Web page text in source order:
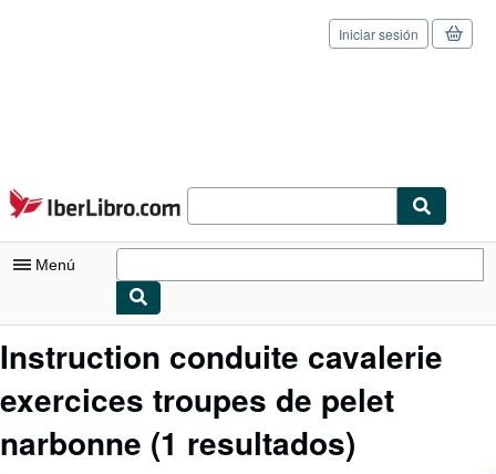
Pasar al contenido principal
IberLibro.com
Iniciar sesión
Menú
Mi cuenta
Búsqueda avanzada
Instruction conduite cavalerie
exercices troupes de pelet
narbonne (1 resultados)